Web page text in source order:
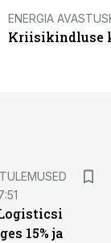
ENERGIA
Kriisikindluse
15% ja